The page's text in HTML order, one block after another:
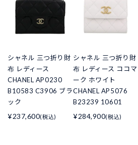
シャネル 三つ折り財
布 レディース
CHANEL AP0230
B10583 C3906 ブラ
ック
¥237,600(税込)
シャネル 三つ折り財
布 レディース ココマ
ーク ホワイト
CHANEL AP5076
B23239 10601
¥284,900(税込)